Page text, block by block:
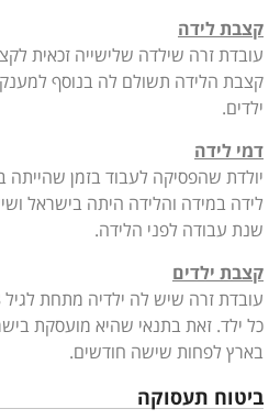
קצבת לידה
עובדת זרה שילדה שלישייה זכאית לקצבת
קצבת הלידה תשולם לה בנוסף
ילדים.
דמי לידה
יולדת שהפסיקה לעבוד בזמן שהייתה
לידה במידה והלידה היתה בישראל
שנת עבודה לפני הלידה.
קצבת ילדים
כל ילד. זאת בתנאי שהיא מועסקת
בארץ לפחות שישה חודשים.
ביטוח תעסוקה